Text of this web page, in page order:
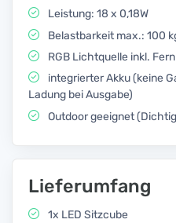
Leistung: 18 x 0,18W
Belastbarkeit max.: 100
RGB Lichtquelle inkl.
integrierter Akku (keine
Ladung bei Ausgabe)
Outdoor geeignet
Lieferumfang
1x LED Sitzcube